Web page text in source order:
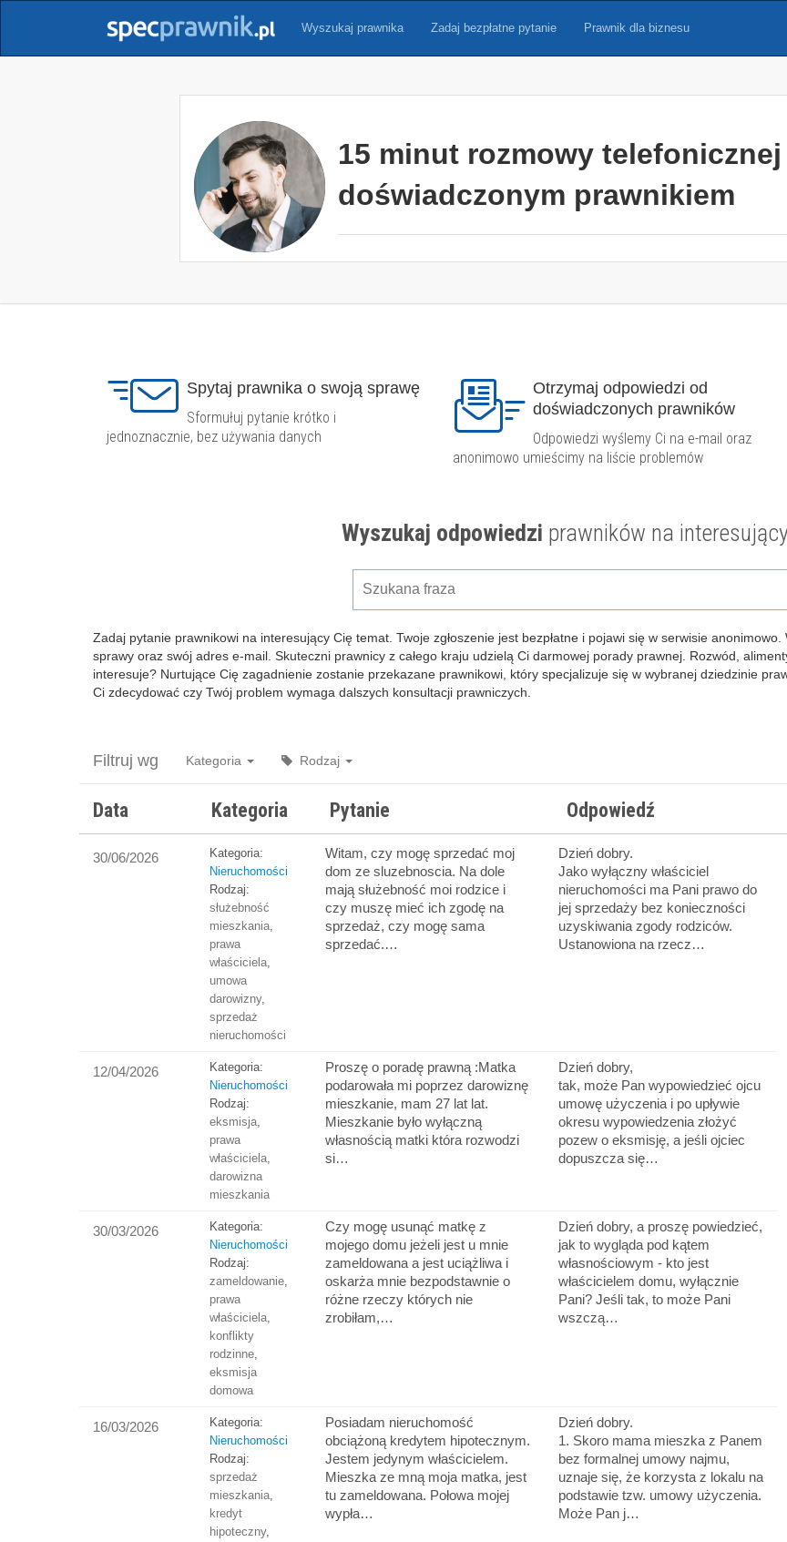
Wyszukaj prawnika Zadaj bezpłatne pytanie Prawnik dla biznesu
15 minut rozmowy telefonicznej
doświadczonym prawnikiem
Spytaj prawnika o swoją sprawę
Sformułuj pytanie krótko i
jednoznacznie, bez używania danych
Otrzymaj odpowiedzi od
doświadczonych prawników
Odpowiedzi wyślemy Ci na e-mail oraz
anonimowo umieścimy na liście problemów
Wyszukaj odpowiedzi prawników na
Zadaj pytanie prawnikowi na interesujący Cię temat. Twoje zgłoszenie jest bezpłatne i pojawi się w serwisie anonimowo.
sprawy oraz swój adres e-mail. Skuteczni prawnicy z całego kraju udzielą Ci darmowej porady prawnej. Rozwód,
interesuje? Nurtujące Cię zagadnienie zostanie przekazane prawnikowi, który specjalizuje się w wybranej dziedzinie
Ci zdecydować czy Twój problem wymaga dalszych konsultacji prawniczych.
Filtruj wg Kategoria Rodzaj
Data Kategoria Pytanie Odpowiedź
30/06/2026
Kategoria:
Nieruchomości
Rodzaj:
służebność
mieszkania,
prawa
właściciela,
umowa
darowizny,
sprzedaż
nieruchomości
Witam, czy mogę sprzedać moj
dom ze sluzebnoscia. Na dole
mają służebność moi rodzice i
czy muszę mieć ich zgodę na
sprzedaż, czy mogę sama
sprzedać.…
Dzień dobry.
Jako wyłączny właściciel
nieruchomości ma Pani prawo do
jej sprzedaży bez konieczności
uzyskiwania zgody rodziców.
Ustanowiona na rzecz…
12/04/2026
Kategoria:
Nieruchomości
Rodzaj:
eksmisja,
prawa
właściciela,
darowizna
mieszkania
Proszę o poradę prawną :Matka
podarowała mi poprzez darowiznę
mieszkanie, mam 27 lat lat.
Mieszkanie było wyłączną
własnością matki która rozwodzi
si…
Dzień dobry,
tak, może Pan wypowiedzieć ojcu
umowę użyczenia i po upływie
okresu wypowiedzenia złożyć
pozew o eksmisję, a jeśli ojciec
dopuszcza się…
30/03/2026
Kategoria:
Nieruchomości
Rodzaj:
zameldowanie,
prawa
właściciela,
konflikty
rodzinne,
eksmisja
domowa
Czy mogę usunąć matkę z
mojego domu jeżeli jest u mnie
zameldowana a jest uciążliwa i
oskarża mnie bezpodstawnie o
różne rzeczy których nie
zrobiłam,…
Dzień dobry, a proszę powiedzieć,
jak to wygląda pod kątem
własnościowym - kto jest
właścicielem domu, wyłącznie
Pani? Jeśli tak, to może Pani
wszczą…
16/03/2026
Kategoria:
Nieruchomości
Rodzaj:
sprzedaż
mieszkania,
kredyt
hipoteczny,
Posiadam nieruchomość
obciążoną kredytem hipotecznym.
Jestem jedynym właścicielem.
Mieszka ze mną moja matka, jest
tu zameldowana. Połowa mojej
wypła…
Dzień dobry.
1. Skoro mama mieszka z Panem
bez formalnej umowy najmu,
uznaje się, że korzysta z lokalu na
podstawie tzw. umowy użyczenia.
Może Pan j…